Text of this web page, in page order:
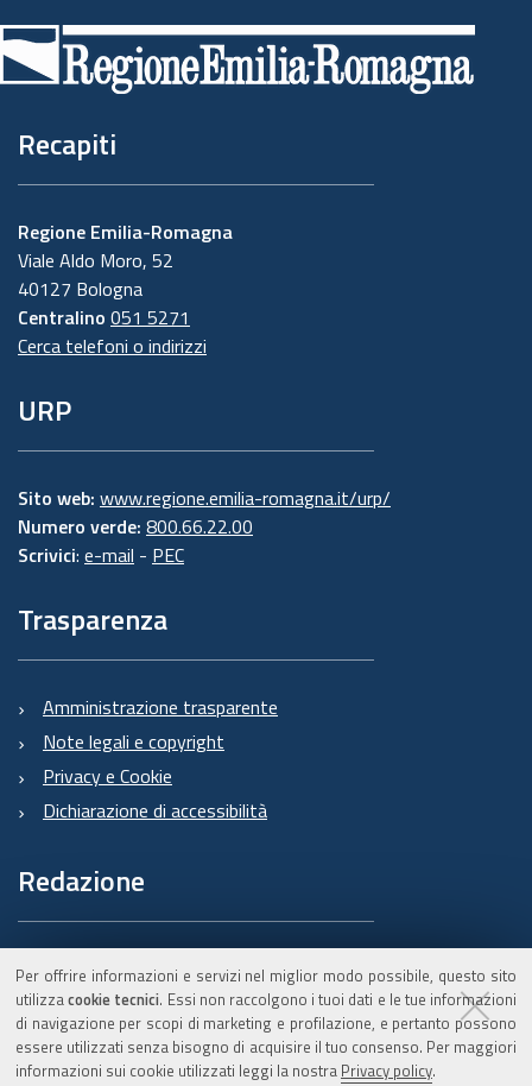
Per offrire informazioni e servizi nel miglior modo possibile, questo sito
utilizzacookie tecnici. Essi non raccolgono i tuoi dati e le tue informazioni
di navigazione per scopi di marketing e profilazione, e pertanto possono
essere utilizzati senza bisogno di acquisire il tuo consenso. Per maggiori
informazioni sui cookie utilizzati leggi la nostra Privacy policy.
di
pagina
Recapiti
Regione Emilia-Romagna
Viale Aldo Moro, 52
40127 Bologna
Centralino 051 5271
Cerca telefoni o indirizzi
URP
Sito web: www.regione.emilia-romagna.it/urp/
Numero verde: 800.66.22.00
Scrivici: e-mail - PEC
Trasparenza
Amministrazione trasparente
Note legali e copyright
Privacy e Cookie
Dichiarazione di accessibilità
Redazione
Informazioni sul Burert
e contatti